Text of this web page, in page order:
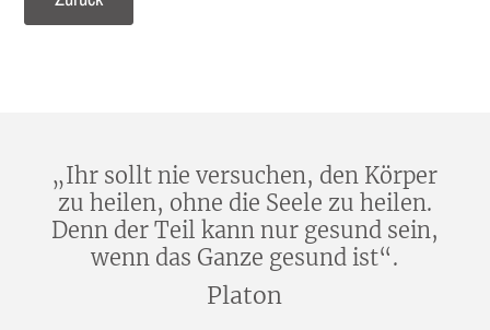
„Ihr sollt nie versuchen, den Körper
zu heilen, ohne die Seele zu heilen.
Denn der Teil kann nur gesund sein,
wenn das Ganze gesund ist“.
Platon